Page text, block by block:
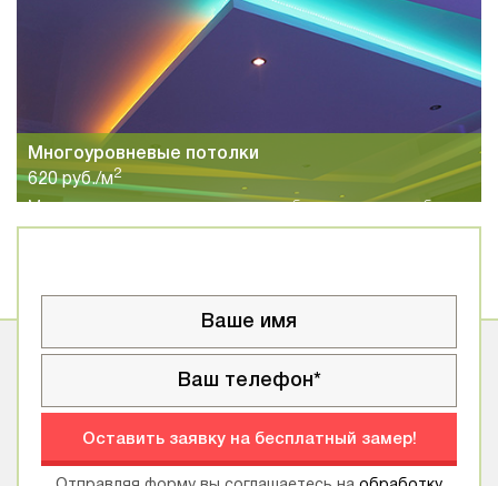
Сочетание легкого полотна и светодиодной подсветки
позволит создавать цвет под настроение.
Многоуровневые потолки
620 руб./м2
для больших и высоких помещений. Различное сочетание
Оставить заявку на бесплатный замер!